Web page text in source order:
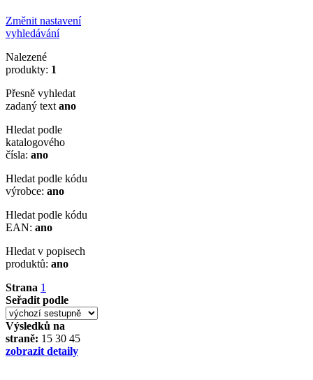
Změnit nastavení
vyhledávání
Nalezené
produkty: 1
Přesně vyhledat
zadaný text ano
Hledat podle
katalogového
čísla: ano
Hledat podle kódu
výrobce: ano
Hledat podle kódu
EAN: ano
Hledat v popisech
produktů: ano
Strana 1
Seřadit podle
Výsledků na
straně: 15 30 45
zobrazit detaily